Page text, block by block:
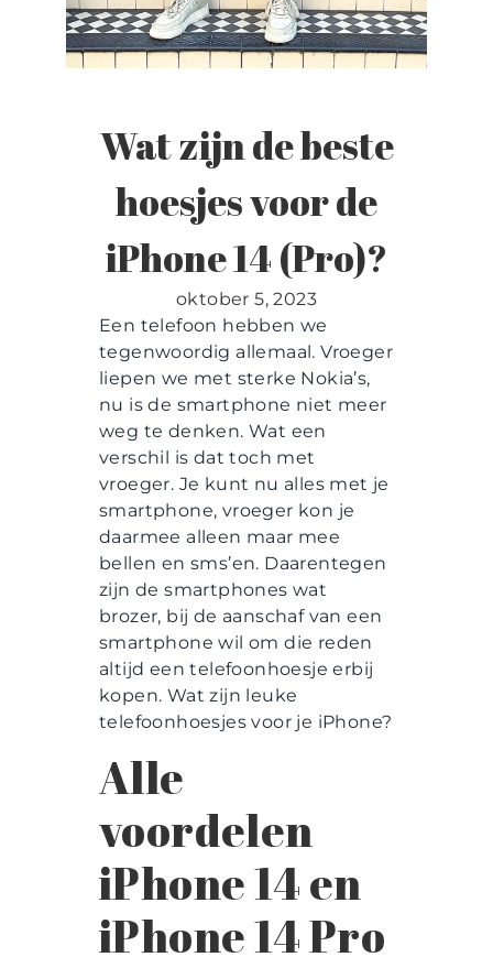
Wat zijn de beste
hoesjes voor de
iPhone 14 (Pro)?
oktober 5, 2023
Een telefoon hebben we
tegenwoordig allemaal. Vroeger
liepen we met sterke Nokia’s,
nu is de smartphone niet meer
weg te denken. Wat een
verschil is dat toch met
vroeger. Je kunt nu alles met je
smartphone, vroeger kon je
daarmee alleen maar mee
bellen en sms’en. Daarentegen
zijn de smartphones wat
brozer, bij de aanschaf van een
smartphone wil om die reden
altijd een telefoonhoesje erbij
kopen. Wat zijn leuke
telefoonhoesjes voor je iPhone?
Alle
voordelen
iPhone 14 en
iPhone 14 Pro